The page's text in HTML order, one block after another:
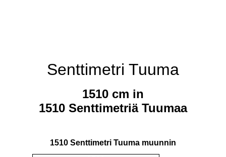
Senttimetri Tuuma
1510 cm in
1510 Senttimetriä Tuumaa
1510 Senttimetri Tuuma muunnin